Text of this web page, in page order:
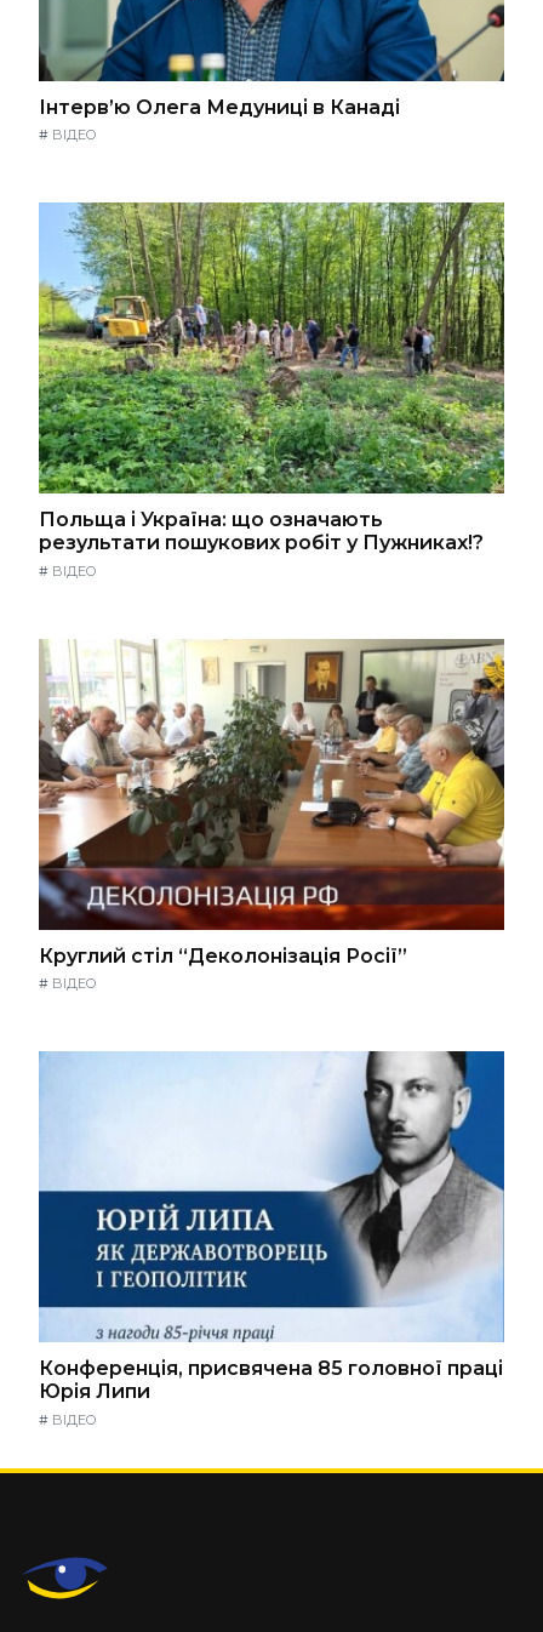
Інтерв’ю Олега Медуниці в Канаді
# ВІДЕО
Польща і Україна: що означають
результати пошукових робіт у Пужниках!?
# ВІДЕО
Круглий стіл “Деколонізація Росії”
# ВІДЕО
Конференція, присвячена 85 головної праці
Юрія Липи
# ВІДЕО